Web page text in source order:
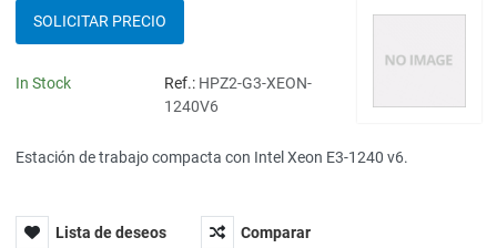
SOLICITAR PRECIO
In Stock Ref.: HPZ2-G3-XEON-
1240V6
Estación de trabajo compacta con Intel Xeon E3-1240 v6.
Lista de deseos Comparar